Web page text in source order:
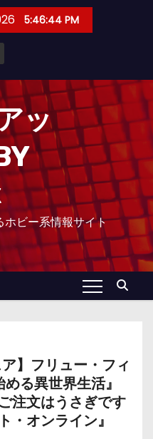
5:46:47 PM
ッ
ホビー系情報サイト
】フリュー・フィ
る異世界生活』
注文はうさぎです
・オンライン』